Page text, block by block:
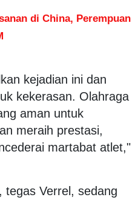
di China, Perempuan
kejadian ini dan
kekerasan. Olahraga
aman untuk
meraih prestasi,
martabat atlet,"
tegas Verrel, sedang